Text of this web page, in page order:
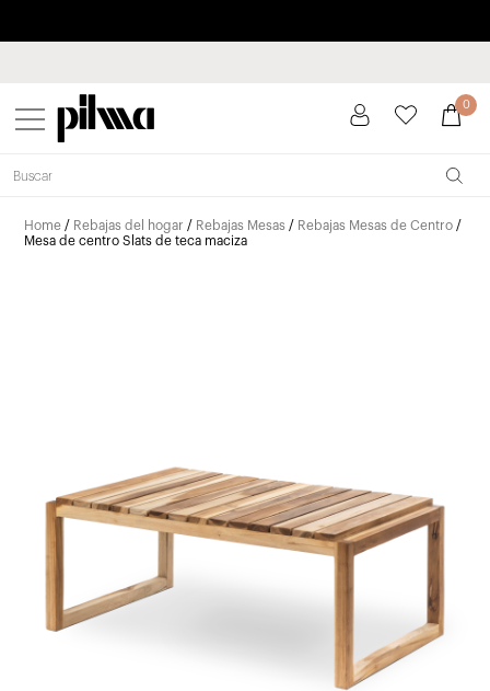
pilma 0
Home / Rebajas del hogar / Rebajas Mesas / Rebajas Mesas de Centro /
Mesa de centro Slats de teca maciza